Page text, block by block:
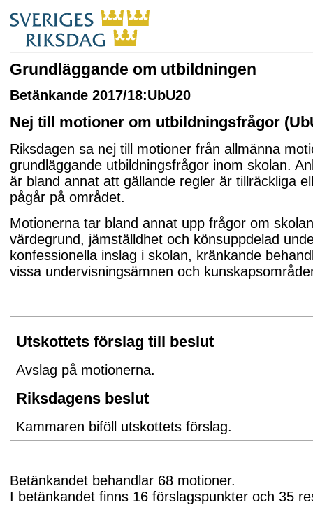
Grundläggande om utbildningen
Betänkande 2017/18:UbU20
Nej till motioner om utbildningsfrågor
Riksdagen sa nej till motioner från allmänna
grundläggande utbildningsfrågor inom skolan.
är bland annat att gällande regler är tillräckliga
pågår på området.
Motionerna tar bland annat upp frågor om
värdegrund, jämställdhet och könsuppdelad
konfessionella inslag i skolan, kränkande
vissa undervisningsämnen och
Utskottets förslag till beslut
Avslag på motionerna.
Riksdagens beslut
Kammaren biföll utskottets förslag.
Betänkandet behandlar 68 motioner.
I betänkandet finns 16 förslagspunkter och 35